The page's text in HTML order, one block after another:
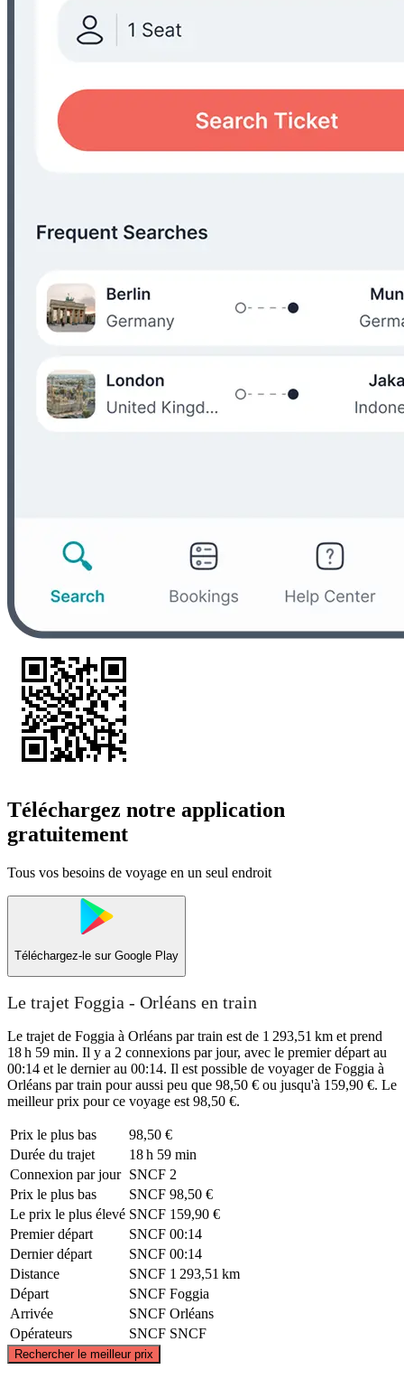
Téléchargez notre application
gratuitement
Tous vos besoins de voyage en un seul endroit
Téléchargez-le sur Google Play
Le trajet Foggia - Orléans en train
Le trajet de Foggia à Orléans par train est de 1 293,51 km et prend
18 h 59 min. Il y a 2 connexions par jour, avec le premier départ au
00:14 et le dernier au 00:14. Il est possible de voyager de Foggia à
Orléans par train pour aussi peu que 98,50 € ou jusqu'à 159,90 €. Le
meilleur prix pour ce voyage est 98,50 €.
Prix ​​le plus bas
98,50 €
Durée du trajet
18 h 59 min
Connexion par jour SNCF 2
Prix ​​le plus bas
SNCF 98,50 €
Le prix le plus élevé SNCF 159,90 €
Premier départ
SNCF 00:14
Dernier départ
SNCF 00:14
Distance
SNCF 1 293,51 km
Départ
SNCF Foggia
Arrivée
SNCF Orléans
Opérateurs
SNCF SNCF
Rechercher le meilleur prix